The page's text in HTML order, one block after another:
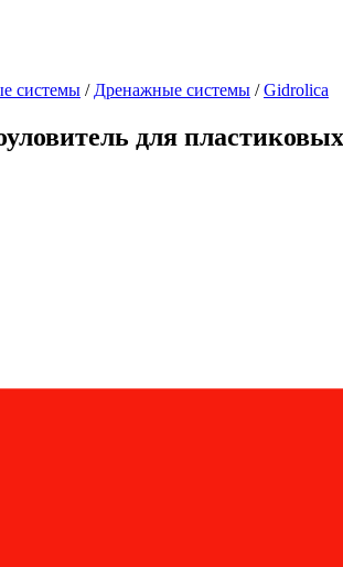
системы / Дренажные системы / Gidrolica
для